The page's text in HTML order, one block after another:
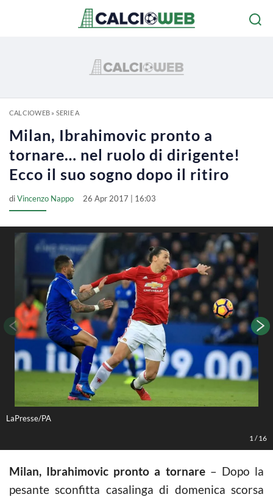
CALCIOWEB» SERIE A
Milan, Ibrahimovic pronto a
tornare… nel ruolo di dirigente!
Ecco il suo sogno dopo il ritiro
diVincenzo Nappo 26 Apr 2017 | 16:03
LaPresse/PA
1 /16
Milan, Ibrahimovic pronto a tornare– Dopo la
pesante sconfitta casalinga di domenica scorsa